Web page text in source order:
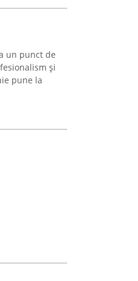
un punct de
și
pune la